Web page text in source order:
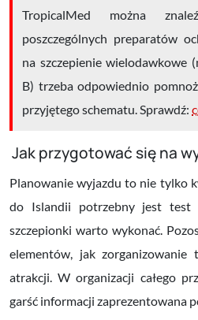
TropicalMed można
poszczególnych preparatów
na szczepienie wielodawkowe
B) trzeba odpowiednio
przyjętego schematu. Sprawdź:
Jak przygotować się na
Planowanie wyjazdu to nie tylko
do Islandii potrzebny jest test
szczepionki warto wykonać.
elementów, jak zorganizowanie
atrakcji. W organizacji całego
garść informacji zaprezentowana